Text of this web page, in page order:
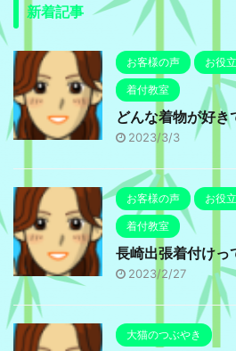
新着記事
お客様の声 お役
着付教室
どんな着物が好き
2023/3/3
お客様の声 お役
着付教室
長崎出張着付けっ
2023/2/27
大猫のつぶやき